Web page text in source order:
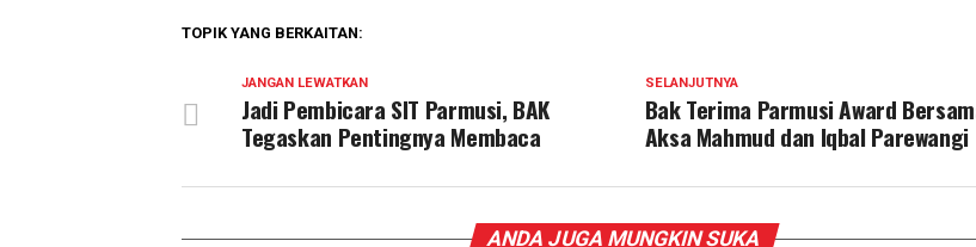
TOPIK YANG BERKAITAN:
SELANJUTNYA
Bak Terima Parmusi Award
Aksa Mahmud dan Iqbal Parewangi
JANGAN LEWATKAN
Jadi Pembicara SIT Parmusi, BAK
Tegaskan Pentingnya Membaca
ANDA JUGA MUNGKIN SUKA